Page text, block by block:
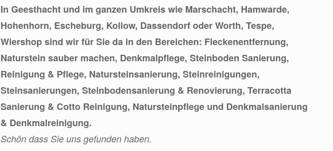
In Geesthacht und im ganzen Umkreis wie Marschacht, Hamwarde,
Hohenhorn, Escheburg, Kollow, Dassendorf oder Worth, Tespe,
Wiershop sind wir für Sie da in den Bereichen: Fleckenentfernung,
Naturstein sauber machen, Denkmalpflege, Steinboden Sanierung,
Reinigung & Pflege, Natursteinsanierung, Steinreinigungen,
Steinsanierungen, Steinbodensanierung & Renovierung, Terracotta
Sanierung & Cotto Reinigung, Natursteinpflege und Denkmalsanierung
& Denkmalreinigung.
Schön dass Sie uns gefunden haben.